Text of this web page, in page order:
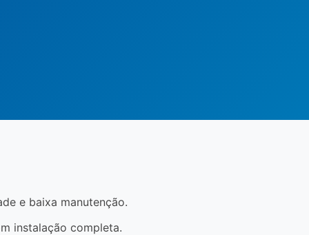
e baixa manutenção.
instalação completa.